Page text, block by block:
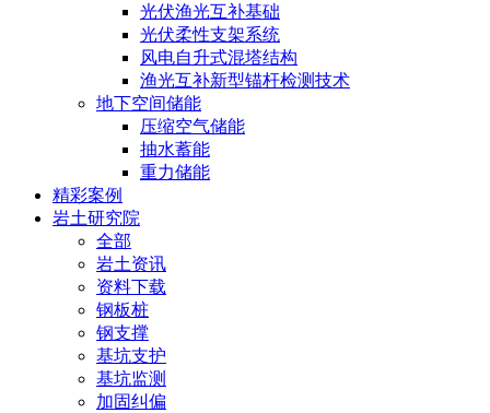
光伏渔光互补基础
光伏柔性支架系统
风电自升式混塔结构
渔光互补新型锚杆检测技术
地下空间储能
压缩空气储能
抽水蓄能
重力储能
精彩案例
岩土研究院
全部
岩土资讯
资料下载
钢板桩
钢支撑
基坑支护
基坑监测
加固纠偏